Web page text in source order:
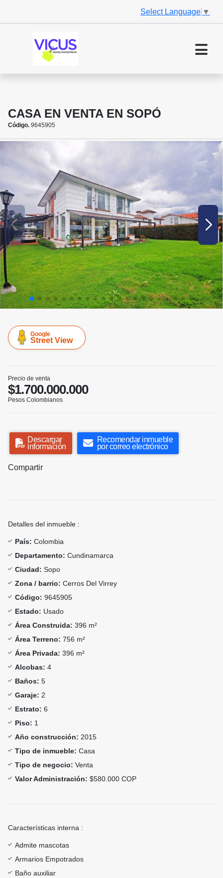
Select Language ▼
CASA EN VENTA EN SOPÓ
Código. 9645905
Google
Street View
Precio de venta
$1.700.000.000
Pesos Colombianos
Descargar
información
Recomendar inmueble
por correo electrónico
Compartir
Detalles del inmueble :
País: Colombia
Departamento: Cundinamarca
Ciudad: Sopo
Zona / barrio: Cerros Del Virrey
Código: 9645905
Estado: Usado
Área Construida: 396 m²
Área Terreno: 756 m²
Área Privada: 396 m²
Alcobas: 4
Baños: 5
Garaje: 2
Estrato: 6
Piso: 1
Año construcción: 2015
Tipo de inmueble: Casa
Tipo de negocio: Venta
Valor Administración: $580.000 COP
Características interna :
Admite mascotas
Armarios Empotrados
Baño auxiliar